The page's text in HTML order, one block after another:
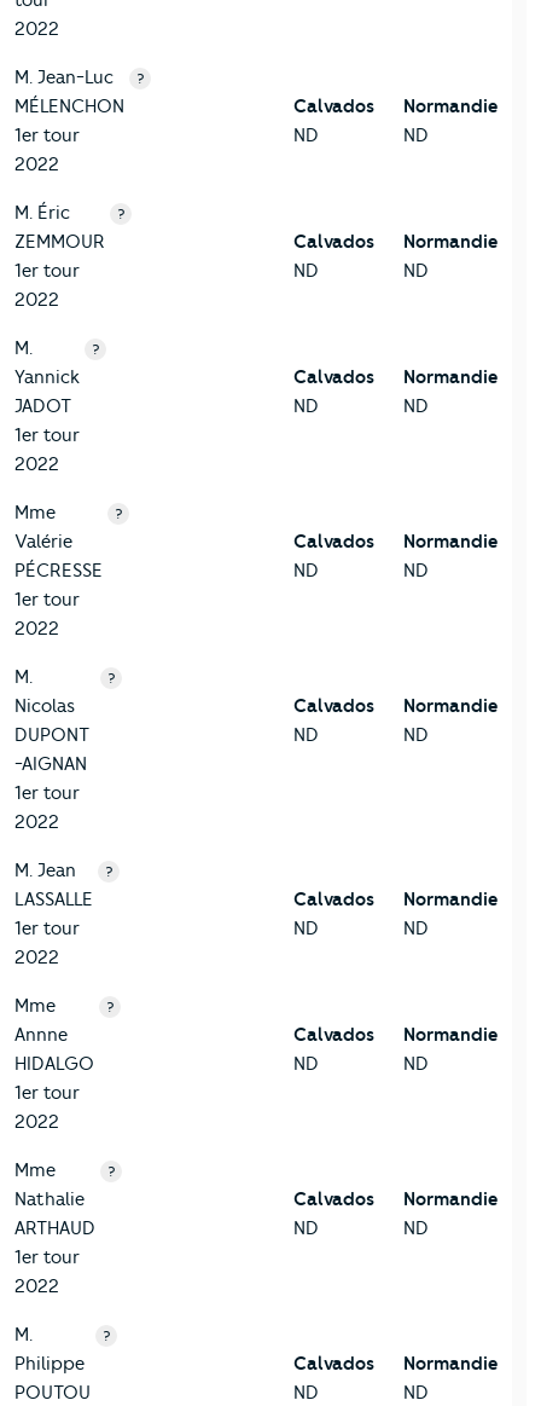
2022
M. Jean-Luc
MÉLENCHON
1er tour
2022
?
Calvados
ND
Normandie
ND
M. Éric
ZEMMOUR
1er tour
2022
?
Calvados
ND
Normandie
ND
M.
Yannick
JADOT
1er tour
2022
?
Calvados
ND
Normandie
ND
Mme
Valérie
PÉCRESSE
1er tour
2022
?
Calvados
ND
Normandie
ND
M.
Nicolas
DUPONT
-AIGNAN
1er tour
2022
?
Calvados
ND
Normandie
ND
M. Jean
LASSALLE
1er tour
2022
?
Calvados
ND
Normandie
ND
Mme
Annne
HIDALGO
1er tour
2022
?
Calvados
ND
Normandie
ND
Mme
Nathalie
ARTHAUD
1er tour
2022
?
Calvados
ND
Normandie
ND
M.
Philippe
POUTOU
?
Calvados
ND
Normandie
ND